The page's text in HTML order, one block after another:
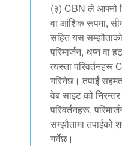
(३) CBN ले आफ्नो
वा आंशिक रूपमा,
सहित यस
परिमार्जन, थप्न वा
त्यस्ता परिवर्तनहरू
गरिनेछ। तपाईं
वेब साइट को
परिवर्तनहरू,
सम्झौतामा तपाईंको
गर्नेछ।